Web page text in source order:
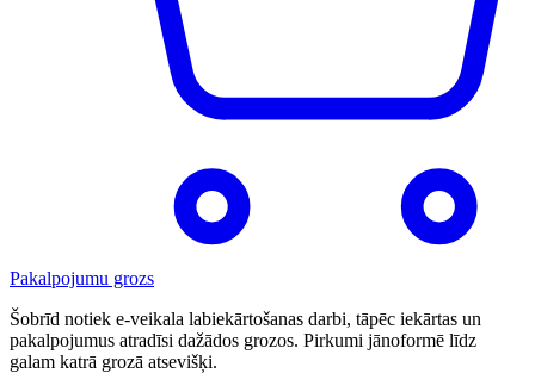
Pakalpojumu grozs
Šobrīd notiek e-veikala labiekārtošanas darbi, tāpēc iekārtas un
pakalpojumus atradīsi dažādos grozos. Pirkumi jānoformē līdz
galam katrā grozā atsevišķi.